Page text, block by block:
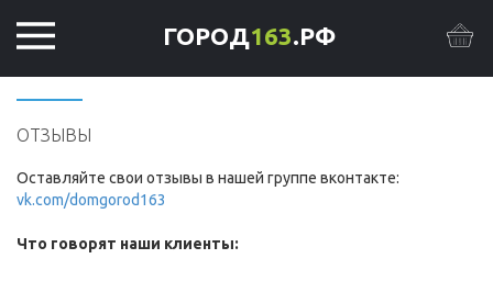
ГОРОД163.РФ
ОТЗЫВЫ
Оставляйте свои отзывы в нашей группе вконтакте:
vk.com/domgorod163
Что говорят наши клиенты: